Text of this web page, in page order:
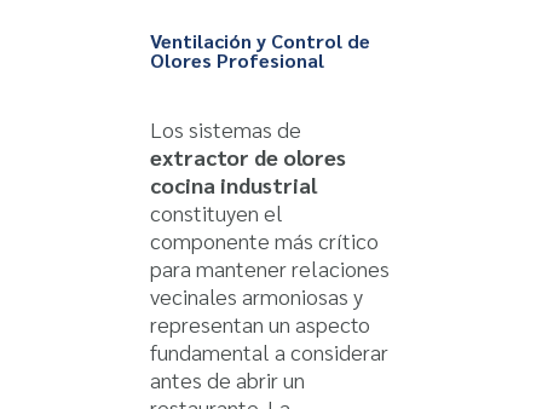
Ventilación y Control de
Olores Profesional
Los sistemas de
extractor de olores
cocina industrial
constituyen el
componente más crítico
para mantener relaciones
vecinales armoniosas y
representan un aspecto
fundamental a considerar
antes de abrir un